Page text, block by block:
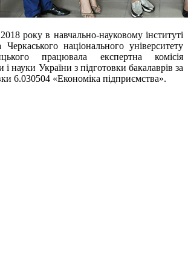
року в навчально-науковому інституті
національного університету
працювала експертна комісія
і науки України з підготовки бакалаврів за
6.030504 «Економіка підприємства».